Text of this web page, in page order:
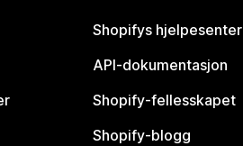
Shopifys hjelpesenter
API-dokumentasjon
Shopify-fellesskapet
Shopify-blogg